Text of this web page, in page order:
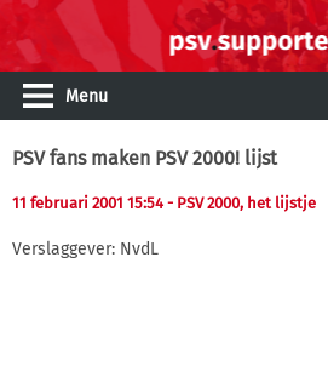
Menu
PSV fans maken PSV 2000! lijst
11 februari 2001 15:54 - PSV 2000, het lijstje
Verslaggever: NvdL